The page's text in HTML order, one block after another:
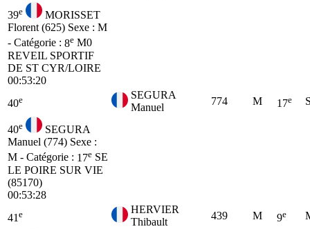
39e
MORISSET
Florent (625) Sexe : M
- Catégorie : 8e M0
REVEIL SPORTIF
DE ST CYR/LOIRE
00:53:20
40e
SEGURA
Manuel
774 M 17e
40e
SEGURA
Manuel (774) Sexe :
M - Catégorie : 17e SE
LE POIRE SUR VIE
(85170)
00:53:28
41 e
HERVIER
Thibault
439 M 9e